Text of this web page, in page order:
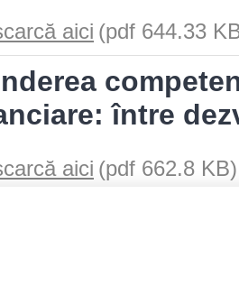
aici (pdf 644.33
între
aici (pdf 662.8 KB)